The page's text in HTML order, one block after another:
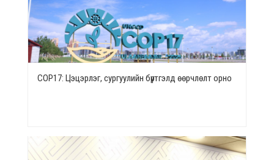
СОР17: Цэцэрлэг, сургуулийн бүртгэлд өөрчлөлт орно